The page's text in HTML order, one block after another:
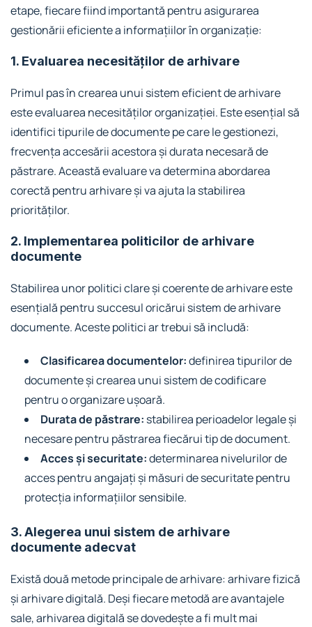
etape, fiecare fiind importantă pentru asigurarea
gestionării eficiente a informațiilor în organizație:
1. Evaluarea necesităților de arhivare
Primul pas în crearea unui sistem eficient de arhivare
este evaluarea necesităților organizației. Este esențial să
identifici tipurile de documente pe care le gestionezi,
frecvența accesării acestora și durata necesară de
păstrare. Această evaluare va determina abordarea
corectă pentru arhivare și va ajuta la stabilirea
priorităților.
2. Implementarea politicilor de arhivare
documente
Stabilirea unor politici clare și coerente de arhivare este
esențială pentru succesul oricărui sistem de arhivare
documente. Aceste politici ar trebui să includă:
Clasificarea documentelor:definirea tipurilor de
documente și crearea unui sistem de codificare
pentru o organizare ușoară.
Durata de păstrare: stabilirea perioadelor legale și
necesare pentru păstrarea fiecărui tip de document.
Acces și securitate:determinarea nivelurilor de
acces pentru angajați și măsuri de securitate pentru
protecția informațiilor sensibile.
3. Alegerea unui sistem de arhivare
documente adecvat
Există două metode principale de arhivare: arhivare fizică
și arhivare digitală. Deși fiecare metodă are avantajele
sale, arhivarea digitală se dovedește a fi mult mai